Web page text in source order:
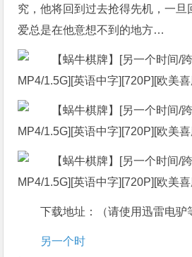
究，他将回到过去抢得先机，一旦
爱总是在他意想不到的地方…
下载地址：（请使用迅雷电驴
另一个时